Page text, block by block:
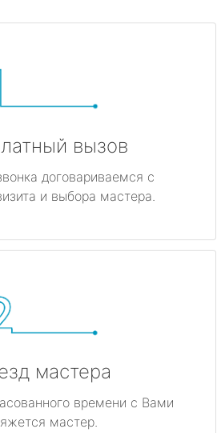
вызов
договариваемся с
и выбора мастера.
мастера
времени с Вами
мастер.